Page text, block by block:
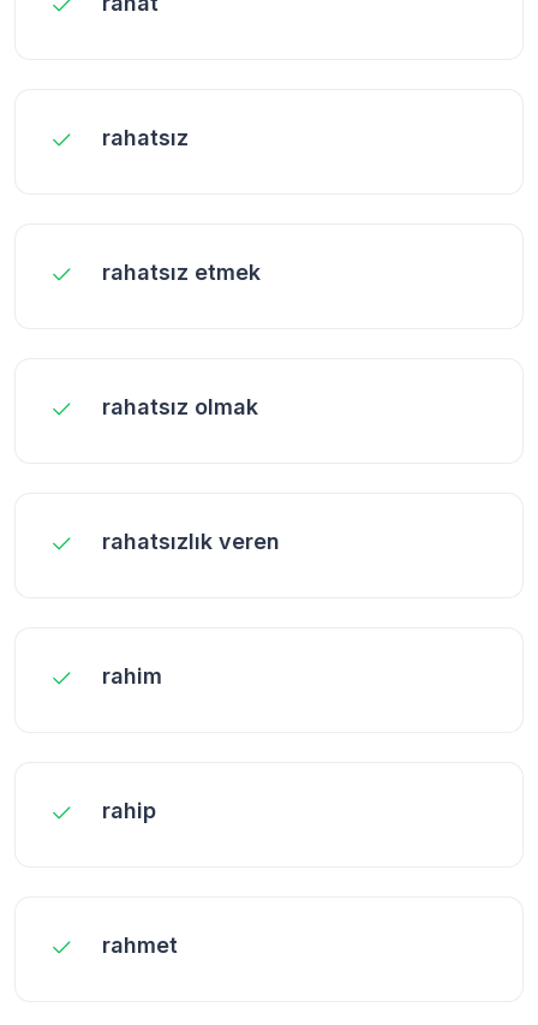
rahatsız
rahatsız etmek
rahatsız olmak
rahatsızlık veren
rahim
rahip
rahmet